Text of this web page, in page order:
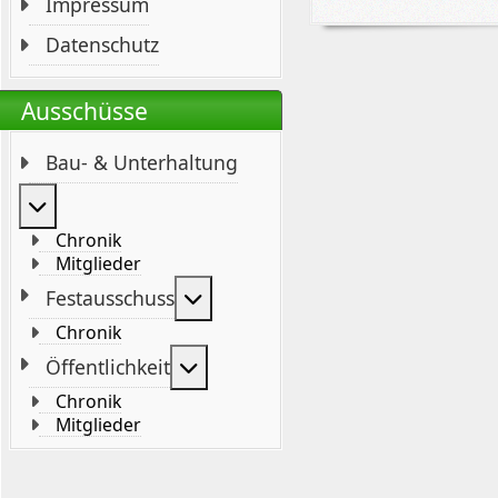
Datenschutz
Ausschüsse
Bau- & Unterhaltung
Chronik
Mitglieder
Festausschuss
Chronik
Öffentlichkeit
Chronik
Mitglieder